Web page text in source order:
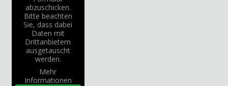
abzuschicken.
Bitte beachten
Sie, dass dabei
Daten mit
Drittanbietern
ausgetauscht
werden.
Mehr
Informationen